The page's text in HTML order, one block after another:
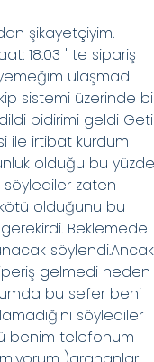
şikayetçiyim.
18:03 ' te sipariş
ulaşmadı
sistemi üzerinde
bidirimi geldi
ile irtibat kurdum
olduğu bu
söylediler zaten
olduğunu bu
Beklemede
söylendi.Ancak
gelmedi neden
bu sefer beni
söylediler
benim telefonum